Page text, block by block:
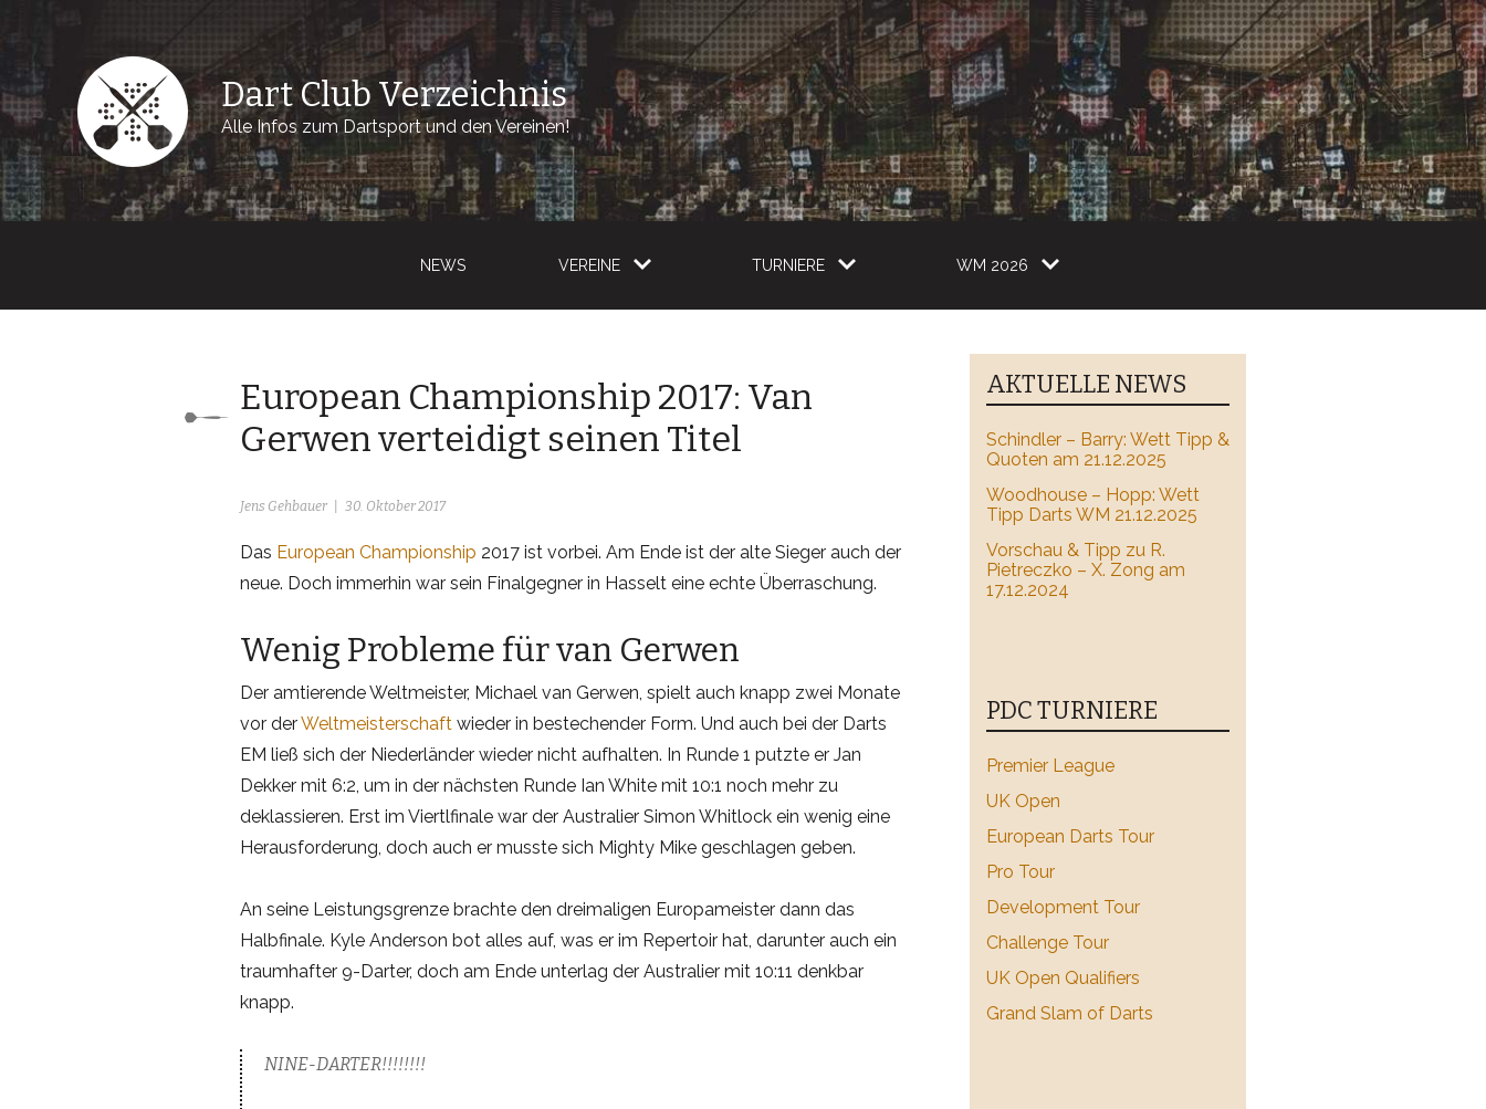
Dart Club Verzeichnis
Alle Infos zum Dartsport und den Vereinen!
NEWS VEREINE TURNIERE WM 2026
European Championship 2017: Van
Gerwen verteidigt seinen Titel
Jens Gehbauer 30. Oktober 2017
Das European Championship 2017 ist vorbei. Am Ende ist der alte Sieger auch der
neue. Doch immerhin war sein Finalgegner in Hasselt eine echte Überraschung.
Wenig Probleme für van Gerwen
Der amtierende Weltmeister, Michael van Gerwen, spielt auch knapp zwei Monate
vor derWeltmeisterschaft wieder in bestechender Form. Und auch bei der Darts
EM ließ sich der Niederländer wieder nicht aufhalten. In Runde 1 putzte er Jan
Dekker mit 6:2, um in der nächsten Runde Ian White mit 10:1 noch mehr zu
deklassieren. Erst im Viertlfinale war der Australier Simon Whitlock ein wenig eine
Herausforderung, doch auch er musste sich Mighty Mike geschlagen geben.
An seine Leistungsgrenze brachte den dreimaligen Europameister dann das
Halbfinale. Kyle Anderson bot alles auf, was er im Repertoir hat, darunter auch ein
traumhafter 9-Darter, doch am Ende unterlag der Australier mit 10:11 denkbar
knapp.
NINE-DARTER!!!!!!!!
AKTUELLE NEWS
Schindler – Barry: Wett Tipp &
Quoten am 21.12.2025
Woodhouse – Hopp: Wett
Tipp Darts WM 21.12.2025
Vorschau & Tipp zu R.
Pietreczko – X. Zong am
17.12.2024
PDC TURNIERE
Premier League
UK Open
European Darts Tour
Pro Tour
Development Tour
Challenge Tour
UK Open Qualifiers
Grand Slam of Darts